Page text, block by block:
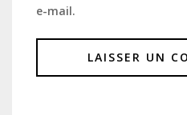
e-mail.